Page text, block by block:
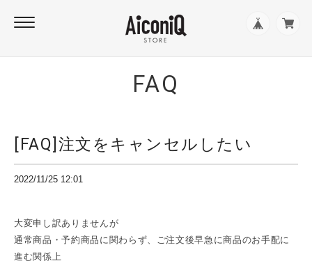
FAQ
[FAQ]注文をキャンセルしたい
2022/11/25 12:01
大変申し訳ありませんが
通常商品・予約商品に関わらず、ご注文後早急に商品のお手配に
進む関係上